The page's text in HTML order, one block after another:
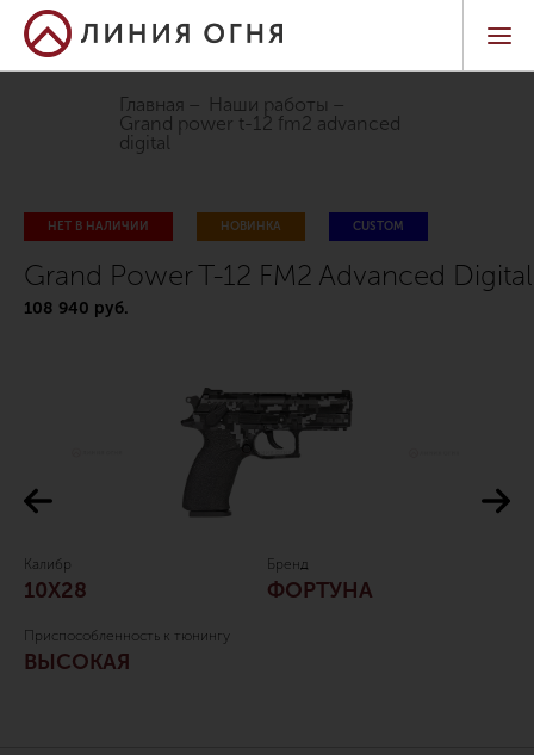
Главная
Наши работы
grand power t-12 fm2 advanced
digital
НЕТ В НАЛИЧИИ НОВИНКА CUSTOM
Grand Power T-12 FM2 Advanced Digital
108 940 руб.
Калибр
10Х28
Бренд
ФОРТУНА
Приспособленность к тюнингу
ВЫСОКАЯ